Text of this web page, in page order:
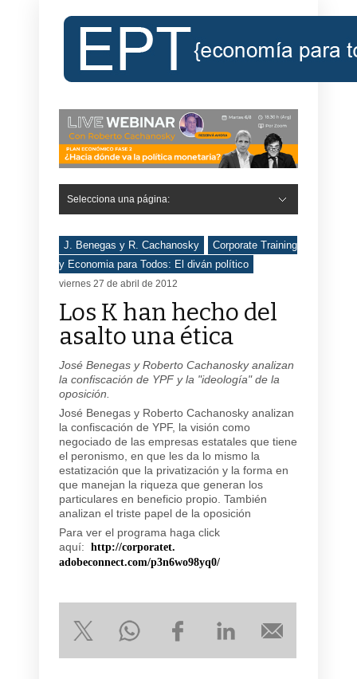
Selecciona una página:
J. Benegas y R. Cachanosky
Corporate Training
y Economia para Todos: El diván político
viernes 27 de abril de 2012
Los K han hecho del
asalto una ética
José Benegas y Roberto Cachanosky analizan
la confiscación de YPF y la "ideología" de la
oposición.
José Benegas y Roberto Cachanosky analizan
la confiscación de YPF, la visión como
negociado de las empresas estatales que tiene
el peronismo, en que les da lo mismo la
estatización que la privatización y la forma en
que manejan la riqueza que generan los
particulares en beneficio propio. También
analizan el triste papel de la oposición
Para ver el programa haga click
aquí: http://corporatet.
adobeconnect.com/p3n6wo98yq0/